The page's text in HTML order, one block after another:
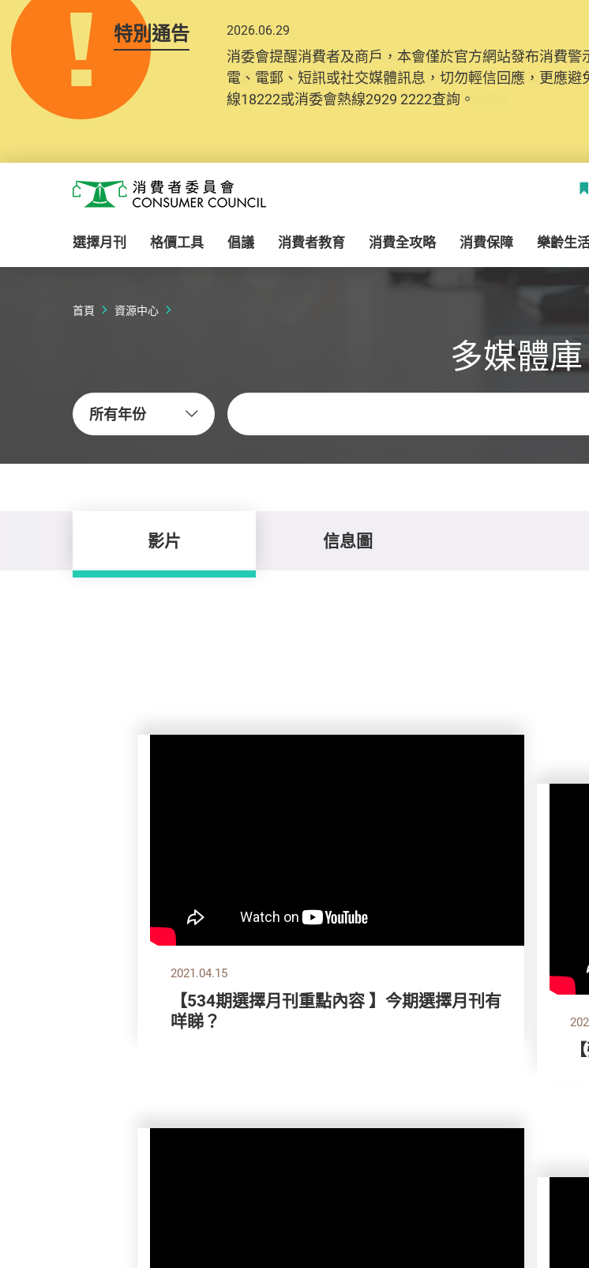
特別通告 2026.06.29
消委會提醒消費者及商戶，本會僅於官方網站發布消費
電、電郵、短訊或社交媒體訊息，切勿輕信回應，更應
線18222或消委會熱線2929 2222查詢。
2025.10.31
為提升使用者體驗及網絡安全，本會的投訴處理系統已
消費者需要提供基本聯絡資料（包括姓名、電郵及電話
紀錄將清晰整合於帳戶中，方便日後作出跟進。
消費者委員會
選擇月刊 格價工具 倡議 消費者教育 消費全攻略 消費保障 樂齡生
首頁 資源中心
多媒體庫
所有年份
關鍵字
影片 信息圖
2021.04.15
【534期選擇月刊重點內容 】今期選擇月刊有
咩睇？